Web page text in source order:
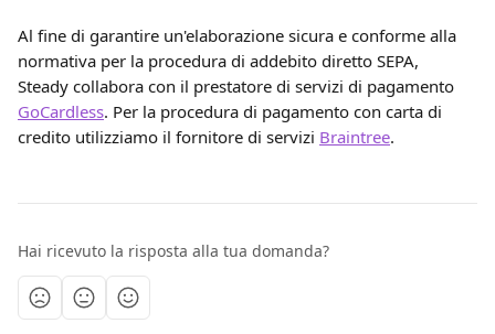
Al fine di garantire un'elaborazione sicura e conforme alla
normativa per la procedura di addebito diretto SEPA,
Steady collabora con il prestatore di servizi di pagamento
GoCardless. Per la procedura di pagamento con carta di
credito utilizziamo il fornitore di servizi Braintree.
Hai ricevuto la risposta alla tua domanda?